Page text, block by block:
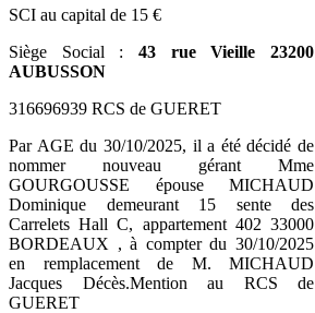
SCI au capital de 15 €
Siège Social : 43 rue Vieille 23200
AUBUSSON
316696939 RCS de GUERET
Par AGE du 30/10/2025, il a été décidé de
nommer nouveau gérant Mme
GOURGOUSSE épouse MICHAUD
Dominique demeurant 15 sente des
Carrelets Hall C, appartement 402 33000
BORDEAUX , à compter du 30/10/2025
en remplacement de M. MICHAUD
Jacques Décès.Mention au RCS de
GUERET